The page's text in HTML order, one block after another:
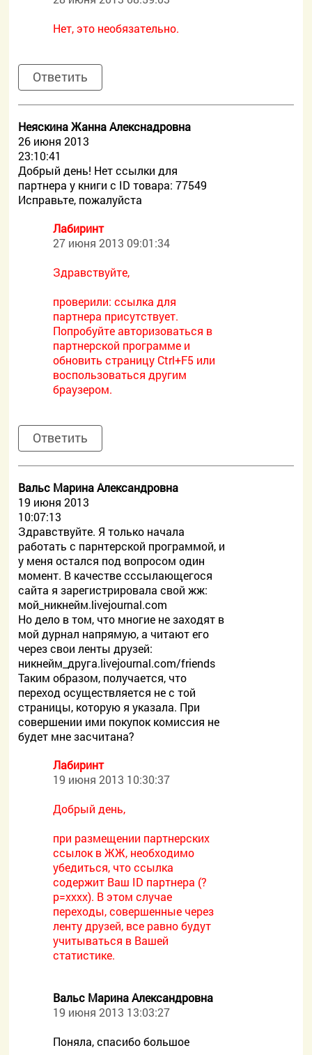
Нет, это необязательно.
Ответить
Неяскина Жанна Алекснадровна
26 июня 2013
23:10:41
Добрый день! Нет ссылки для
партнера у книги с ID товара: 77549
Исправьте, пожалуйста
Лабиринт
27 июня 2013 09:01:34
Здравствуйте,
проверили: ссылка для
партнера присутствует.
Попробуйте авторизоваться в
партнерской программе и
обновить страницу Ctrl+F5 или
воспользоваться другим
браузером.
Ответить
Вальс Марина Александровна
19 июня 2013
10:07:13
Здравствуйте. Я только начала
работать с парнтерской программой, и
у меня остался под вопросом один
момент. В качестве сссылающегося
сайта я зарегистрировала свой жж:
мой_никнейм.livejournal.com
Но дело в том, что многие не заходят в
мой дурнал напрямую, а читают его
через свои ленты друзей:
никнейм_друга.livejournal.com/friends
Таким образом, получается, что
переход осуществляется не с той
страницы, которую я указала. При
совершении ими покупок комиссия не
будет мне засчитана?
Лабиринт
19 июня 2013 10:30:37
Добрый день,
при размещении партнерских
ссылок в ЖЖ, необходимо
убедиться, что ссылка
содержит Ваш ID партнера (?
p=xxxx). В этом случае
переходы, совершенные через
ленту друзей, все равно будут
учитываться в Вашей
статистике.
Вальс Марина Александровна
19 июня 2013 13:03:27
Поняла, спасибо большое